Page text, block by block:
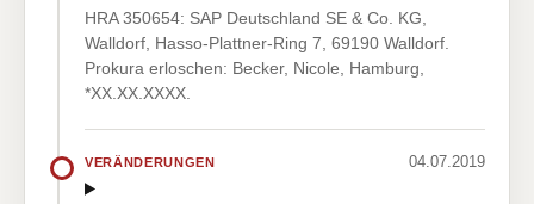
HRA 350654: SAP Deutschland SE & Co. KG,
Walldorf, Hasso-Plattner-Ring 7, 69190 Walldorf.
Prokura erloschen: Becker, Nicole, Hamburg,
*XX.XX.XXXX.
VERÄNDERUNGEN 04.07.2019